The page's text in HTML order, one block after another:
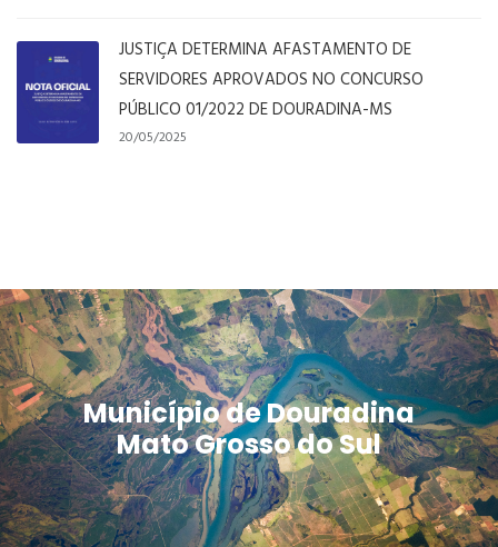
JUSTIÇA DETERMINA AFASTAMENTO DE
SERVIDORES APROVADOS NO CONCURSO
PÚBLICO 01/2022 DE DOURADINA-MS
20/05/2025
Município de Douradina
Mato Grosso do Sul